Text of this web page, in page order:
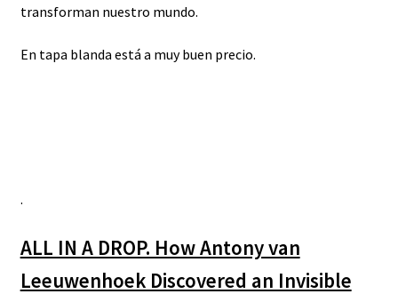
transforman nuestro mundo.
En tapa blanda está a muy buen precio.
.
ALL IN A DROP. How Antony van
Leeuwenhoek Discovered an Invisible